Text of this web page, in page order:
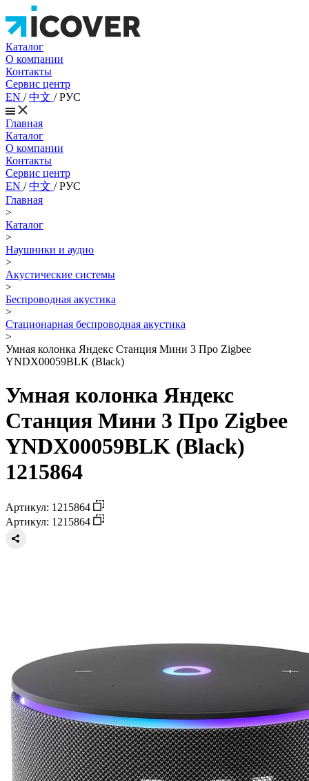
Каталог
О компании
Контакты
Сервис центр
EN /中文 /РУС
Главная
Каталог
О компании
Контакты
Сервис центр
EN /中文 /РУС
Главная
>
Каталог
>
Наушники и аудио
>
Акустические системы
>
Беспроводная акустика
>
Стационарная беспроводная акустика
>
Умная колонка Яндекс Станция Мини 3 Про Zigbee
YNDX00059BLK (Black)
Умная колонка Яндекс
Станция Мини 3 Про Zigbee
YNDX00059BLK (Black)
1215864
Артикул: 1215864
Артикул: 1215864